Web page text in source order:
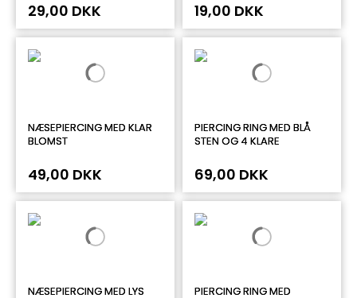
29,00 DKK 19,00 DKK
NÆSEPIERCING MED KLAR
BLOMST
49,00 DKK
PIERCING RING MED BLÅ
STEN OG 4 KLARE
69,00 DKK
NÆSEPIERCING MED LYS
PIERCING RING MED